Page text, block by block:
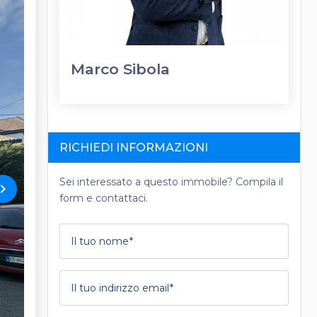
keyboard_arrow_right
Marco Sibola
RICHIEDI INFORMAZIONI
Sei interessato a questo immobile? Compila il
form e contattaci.
Il tuo nome
Il tuo indirizzo email